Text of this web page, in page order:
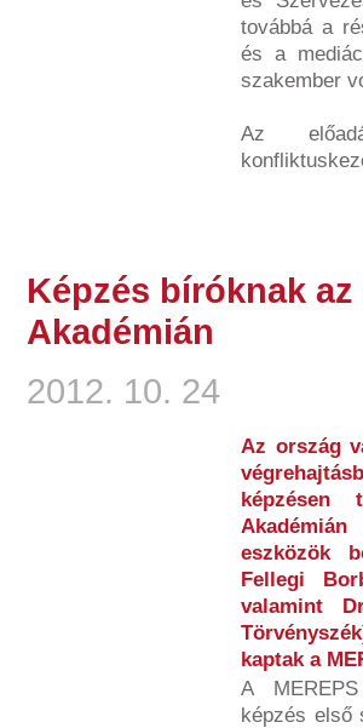
továbbá a
és a
szakember
Az
Képzés bíróknak
Akadémián
2012. 10. 24
Az ország
képzésen
eszközök
Fellegi
valamint
kaptak a
A
képzés első